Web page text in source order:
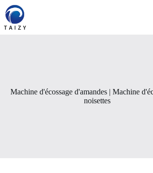
Passer
au
contenu
Machine d'écossage d'amandes | Machine
noisettes